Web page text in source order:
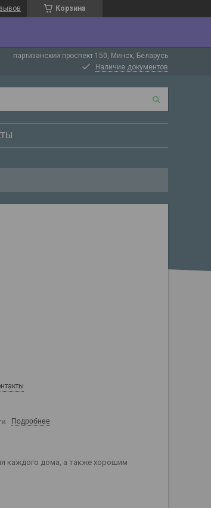
Корзина
партизанский проспект 150, Минск, Беларусь
Наличие документов
Подробнее
каждого дома, а также хорошим